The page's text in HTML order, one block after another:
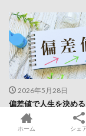
2026年5月28日
偏差値で人生を決め
入試と新卒一括採用
体性を奪っている /
ホーム シェ